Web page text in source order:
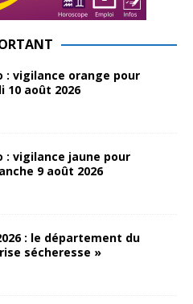
: vigilance orange pour
10 août 2026
: vigilance jaune pour
9 août 2026
: le département du
sécheresse »